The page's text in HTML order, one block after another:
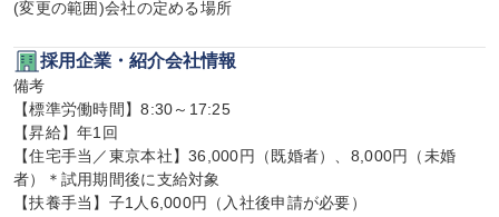
(変更の範囲)会社の定める場所
採用企業・紹介会社情報
備考
【標準労働時間】8:30～17:25
【昇給】年1回
【住宅手当／東京本社】36,000円（既婚者）、8,000円（未婚
者）＊試用期間後に支給対象
【扶養手当】子1人6,000円（入社後申請が必要）